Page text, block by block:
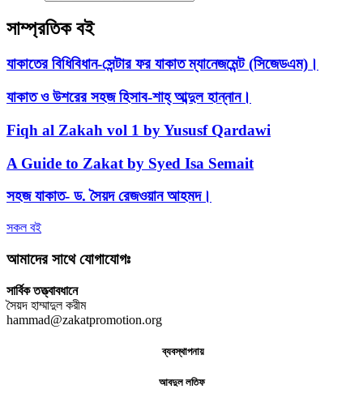
সাম্প্রতিক বই
যাকাতের বিধিবিধান-সেন্টার ফর যাকাত ম্যানেজমেন্ট (সিজেডএম)।
যাকাত ও উশরের সহজ হিসাব-শাহ্ আব্দুল হান্নান।
Fiqh al Zakah vol 1 by Yususf Qardawi
A Guide to Zakat by Syed Isa Semait
সহজ যাকাত- ড. সৈয়দ রেজওয়ান আহমদ।
সকল বই
আমাদের সাথে যোগাযোগঃ
সার্বিক তত্ত্বাবধানে
সৈয়দ হাম্মাদুল করীম
hammad@zakatpromotion.org
ব্যবস্থাপনায়
আবদুল লতিফ